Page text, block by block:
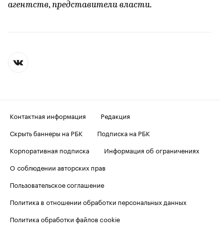
агентств, представители власти.
Контактная информация
Редакция
Скрыть баннеры на РБК
Подписка на РБК
Корпоративная подписка
Информация об ограничениях
О соблюдении авторских прав
Пользовательское соглашение
Политика в отношении обработки персональных данных
Политика обработки файлов cookie